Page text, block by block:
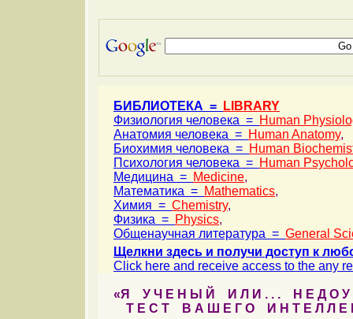
БИБЛИОТЕКА =
LIBRARY
Физиология человека = Human
Анатомия человека = Human Anatomy,
Биохимия человека = Human
Психология человека = Human
Медицина = Medicine,
Математика = Mathematics,
Химия = Chemistry,
Физика = Physics,
Общенаучная литература = General
Щелкни здесь и получи доступ к
Click here and receive access to the any
«Я У Ч Е Н Ы Й И Л И . . . Н Е Д О У
Т Е С Т В А Ш Е Г О И Н Т Е Л Л Е